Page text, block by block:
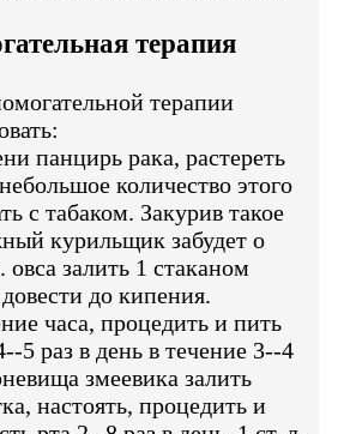
терапия
терапии
панцирь рака, растереть
количество этого
с табаком. Закурив такое
курильщик забудет о
овса залить 1 стаканом
до кипения.
часа, процедить и пить
5 раз в день в течение 3--4
змеевика залить
настоять, процедить и